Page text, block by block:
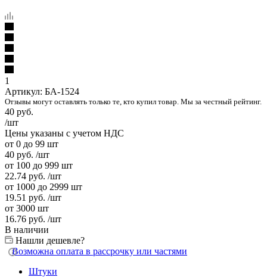
1
Артикул: БА-1524
Отзывы могут оставлять только те, кто купил товар. Мы за честный рейтинг.
40 руб.
/шт
Цены указаны с учетом НДС
от 0 до 99 шт
40 руб. /шт
от 100 до 999 шт
22.74 руб. /шт
от 1000 до 2999 шт
19.51 руб. /шт
от 3000 шт
16.76 руб. /шт
В наличии
Нашли дешевле?
Возможна оплата в рассрочку или частями
Штуки